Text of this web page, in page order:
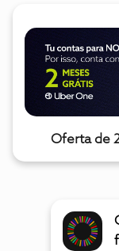
Oferta de